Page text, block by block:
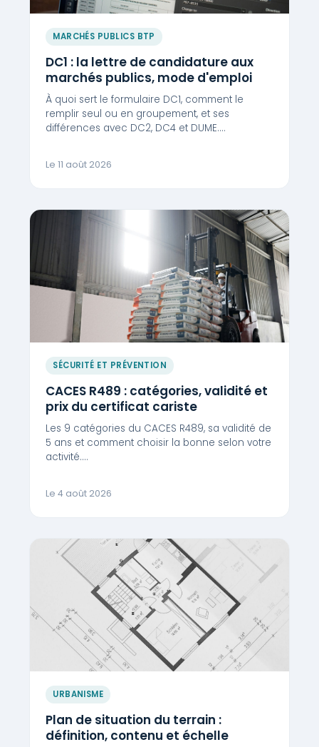
MARCHÉS PUBLICS BTP
DC1 : la lettre de candidature aux
marchés publics, mode d'emploi
À quoi sert le formulaire DC1, comment le
remplir seul ou en groupement, et ses
différences avec DC2, DC4 et DUME.…
Le 11 août 2026
SÉCURITÉ ET PRÉVENTION
CACES R489 : catégories, validité et
prix du certificat cariste
Les 9 catégories du CACES R489, sa validité de
5 ans et comment choisir la bonne selon votre
activité.…
Le 4 août 2026
URBANISME
Plan de situation du terrain :
définition, contenu et échelle